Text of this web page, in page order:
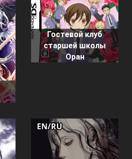
Гостевой клуб
старшей школы
Оран
EN/RU